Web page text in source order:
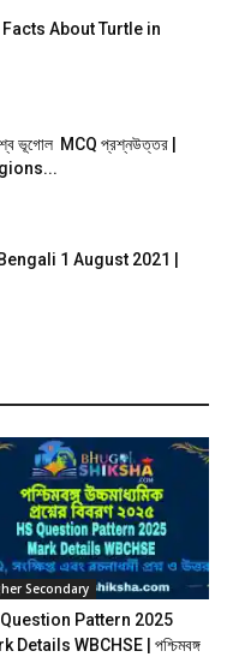
– Facts About Turtle in
ভূগোল MCQ প্রশ্নউত্তর |
1 August 2021 |
Secondary
Question Pattern 2025
Details WBCHSE | পশ্চিমবঙ্গ